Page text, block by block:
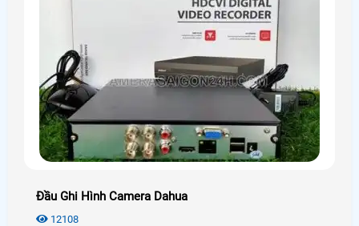
Đầu Ghi Hình Camera Dahua
12108